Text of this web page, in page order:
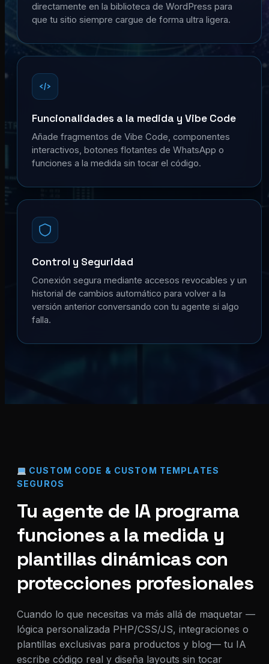
directamente en la biblioteca de WordPress para
que tu sitio siempre cargue de forma ultra ligera.
Funcionalidades a la medida y Vibe Code
Añade fragmentos de Vibe Code, componentes
interactivos, botones flotantes de WhatsApp o
funciones a la medida sin tocar el código.
Control y Seguridad
Conexión segura mediante accesos revocables y un
historial de cambios automático para volver a la
versión anterior conversando con tu agente si algo
falla.
CUSTOM CODE & CUSTOM TEMPLATES
SEGUROS
Tu agente de IA programa
funciones a la medida y
plantillas dinámicas con
protecciones profesionales
Cuando lo que necesitas va más allá de maquetar —
lógica personalizada PHP/CSS/JS, integraciones o
plantillas exclusivas para productos y blog— tu IA
escribe código real y diseña layouts sin tocar